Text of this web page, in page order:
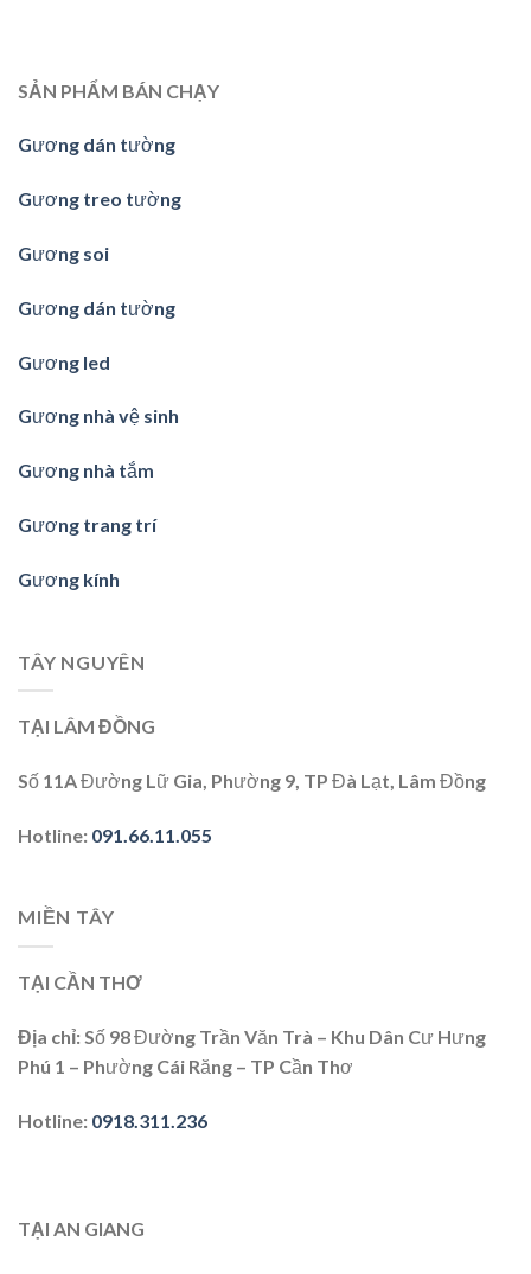
SẢN PHẨM BÁN CHẠY
Gương dán tường
Gương treo tường
Gương soi
Gương dán tường
Gương led
Gương nhà vệ sinh
Gương nhà tắm
Gương trang trí
Gương kính
TÂY NGUYÊN
TẠI LÂM ĐỒNG
Số 11A Đường Lữ Gia, Phường 9, TP Đà Lạt, Lâm Đồng
Hotline: 091.66.11.055
MIỀN TÂY
TẠI CẦN THƠ
Địa chỉ: Số 98 Đường Trần Văn Trà – Khu Dân Cư Hưng
Phú 1 – Phường Cái Răng – TP Cần Thơ
Hotline: 0918.311.236
TẠI AN GIANG